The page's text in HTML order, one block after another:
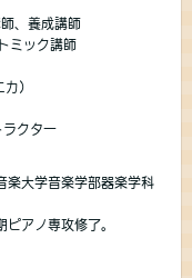
、養成講師
ミック講師
）
ラクター
楽大学音楽学部器楽学科
アノ専攻修了。